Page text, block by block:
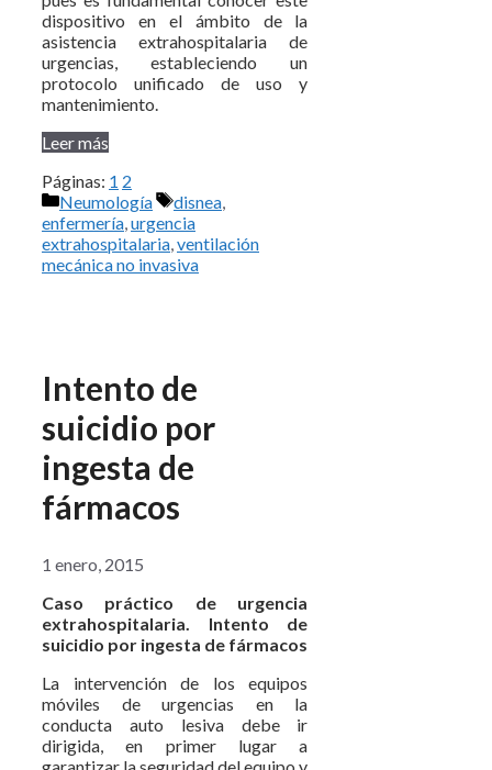
dispositivo en el ámbito de la
asistencia extrahospitalaria de
urgencias, estableciendo un
protocolo unificado de uso y
mantenimiento.
Leer más
Páginas: 1 2
Categorías
Neumología Etiquetas
disnea,
enfermería,urgencia
extrahospitalaria,ventilación
mecánica no invasiva
Intento de
suicidio por
ingesta de
fármacos
1 enero, 2015
Caso práctico de urgencia
extrahospitalaria. Intento de
suicidio por ingesta de fármacos
La intervención de los equipos
móviles de urgencias en la
conducta auto lesiva debe ir
dirigida, en primer lugar a